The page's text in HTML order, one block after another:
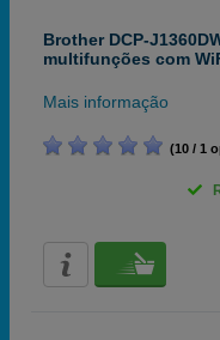
Brother DCP-
multifunções com
Mais informação
(10 / 1